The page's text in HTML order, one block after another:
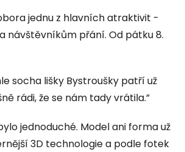
jednu z hlavních atraktivit -
návštěvníkům přání. Od pátku 8.
socha lišky Bystroušky patří už
rádi, že se nám tady vrátila.”
jednoduché. Model ani forma už
3D technologie a podle fotek